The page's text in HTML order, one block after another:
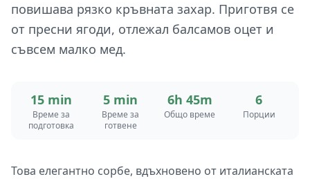
повишава рязко кръвната захар. Приготвя се
от пресни ягоди, отлежал балсамов оцет и
съвсем малко мед.
15 min
Време за
подготовка
5 min
Време за
готвене
6h 45m
Общо време
6
Порции
Това елегантно сорбе, вдъхновено от италианската